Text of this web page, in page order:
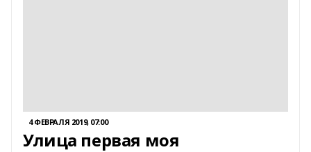
4 ФЕВРАЛЯ 2019, 07:00
Улица первая моя